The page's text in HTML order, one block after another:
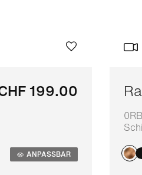
199.00
ANPASSBAR